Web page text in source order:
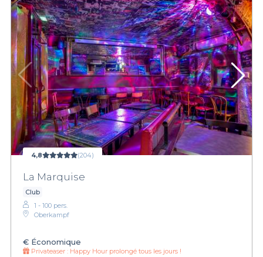
4,8 (204)
La Marquise
Club
1 - 100 pers.
Oberkampf
€ Économique
Privateaser : Happy Hour prolongé tous les jours !